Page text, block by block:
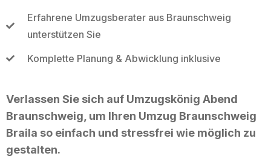
Erfahrene Umzugsberater aus Braunschweig
unterstützen Sie
Komplette Planung & Abwicklung inklusive
Verlassen Sie sich auf Umzugskönig Abend
Braunschweig, um Ihren Umzug Braunschweig
Braila so einfach und stressfrei wie möglich zu
gestalten.